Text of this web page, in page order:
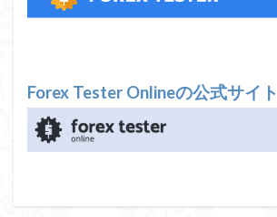
Forex Tester Onlineの公式サイト